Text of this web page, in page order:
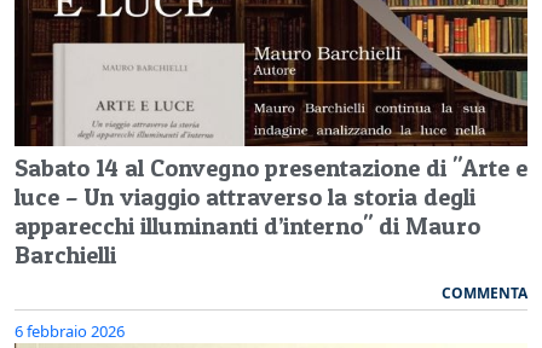
Sabato 14 al Convegno presentazione di "Arte e
luce – Un viaggio attraverso la storia degli
apparecchi illuminanti d’interno" di Mauro
Barchielli
COMMENTA
6 febbraio 2026